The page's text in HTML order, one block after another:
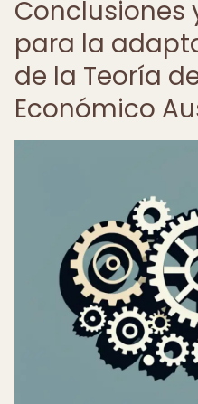
Conclusiones
para la
de la Teoría
Económico